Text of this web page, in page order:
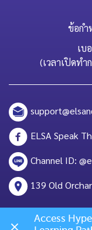
ข้อกำ
เบ
(เวลาเปิดทำ
ELSA Speak
Channel ID:
139 Old
Access